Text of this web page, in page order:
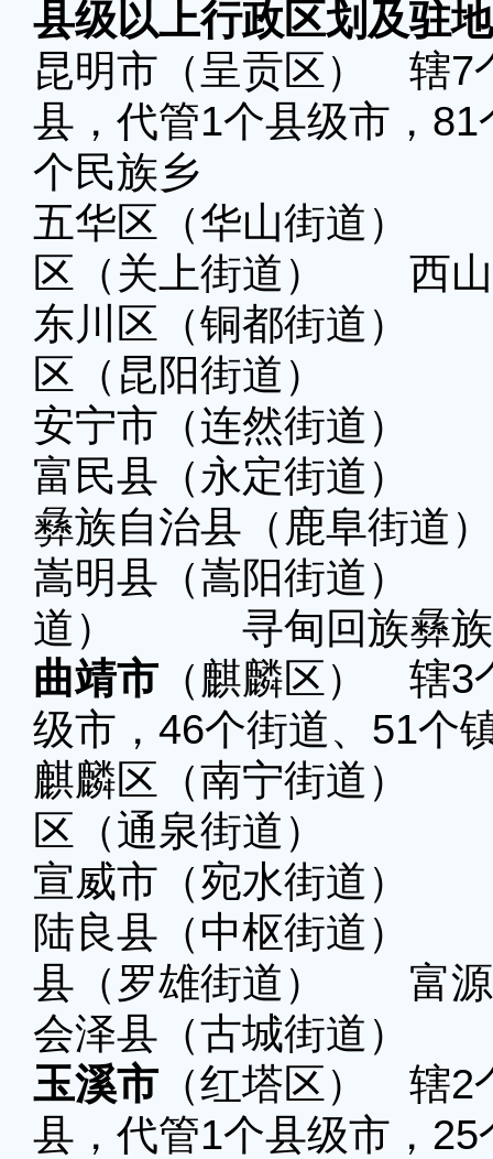
县级以上行政区划及驻
昆明市（呈贡区） 辖7
县，代管1个县级市，
个民族乡
五华区（华山街道）
区（关上街道） 西山
东川区（铜都街道）
区（昆阳街道）
安宁市（连然街道）
富民县（永定街道）
彝族自治县（鹿阜街道）
嵩明县（嵩阳街道）
道） 寻甸回族彝族
曲靖市 （麒麟区） 辖3
级市 ，46个街道、51个
麒麟区（南宁街道
区（通泉街道）
宣威市（宛水街道）
陆良县（中枢街道
县（罗雄街道） 富源
会泽县（古城街道）
玉溪市 （红塔区） 辖2
县，代管1个县级市，